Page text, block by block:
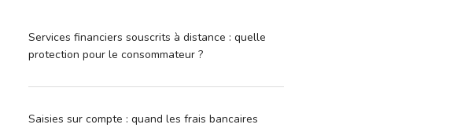
Services financiers souscrits à distance : quelle
protection pour le consommateur ?
Saisies sur compte : quand les frais bancaires